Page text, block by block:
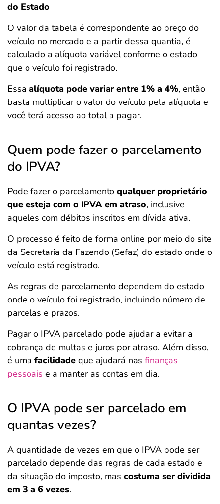
do Estado
O valor da tabela é correspondente ao preço do
veículo no mercado e a partir dessa quantia, é
calculado a alíquota variável conforme o estado
que o veículo foi registrado.
Essa alíquota pode variar entre 1% a 4%, então
basta multiplicar o valor do veículo pela alíquota e
você terá acesso ao total a pagar.
Quem pode fazer o parcelamento
do IPVA?
Pode fazer o parcelamento qualquer proprietário
que esteja com o IPVA em atraso, inclusive
aqueles com débitos inscritos em dívida ativa.
O processo é feito de forma online por meio do site
da Secretaria da Fazendo (Sefaz) do estado onde o
veículo está registrado.
As regras de parcelamento dependem do estado
onde o veículo foi registrado, incluindo número de
parcelas e prazos.
Pagar o IPVA parcelado pode ajudar a evitar a
cobrança de multas e juros por atraso. Além disso,
é uma facilidade que ajudará nas finanças
pessoais e a manter as contas em dia.
O IPVA pode ser parcelado em
quantas vezes?
A quantidade de vezes em que o IPVA pode ser
parcelado depende das regras de cada estado e
da situação do imposto, mas costuma ser dividida
em 3 a 6 vezes.